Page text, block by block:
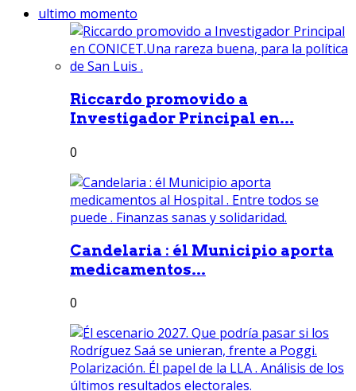
ultimo momento
Riccardo promovido a
Investigador Principal en...
0
Candelaria : él Municipio aporta
medicamentos...
0